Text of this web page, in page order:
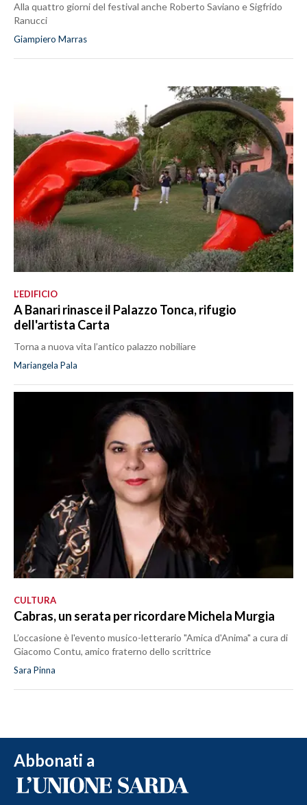
Alla quattro giorni del festival anche Roberto Saviano e Sigfrido
Ranucci
Giampiero Marras
L’EDIFICIO
A Banari rinasce il Palazzo Tonca, rifugio
dell'artista Carta
Torna a nuova vita l’antico palazzo nobiliare
Mariangela Pala
CULTURA
Cabras, un serata per ricordare Michela Murgia
L’occasione è l'evento musico-letterario "Amica d'Anima" a cura di
Giacomo Contu, amico fraterno dello scrittrice
Sara Pinna
Abbonati a